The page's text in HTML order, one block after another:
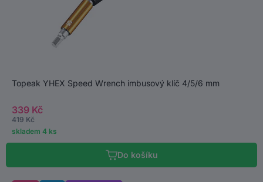
Do košíku
Topeak YHEX Speed Wrench imbusový klíč 4/5/6 mm
339 Kč
419 Kč
skladem 4 ks